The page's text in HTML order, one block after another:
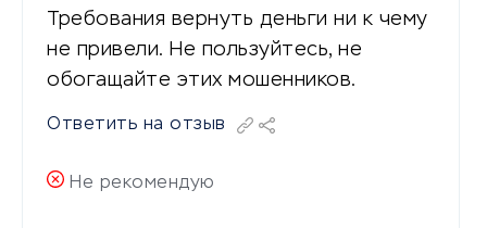
Требования вернуть деньги ни к чему
не привели. Не пользуйтесь, не
обогащайте этих мошенников.
Ответить на отзыв
Не рекомендую